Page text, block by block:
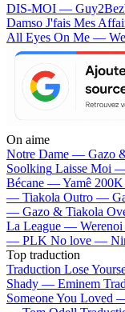
DIS-MOI —
Damso J'fais Mes
All Eyes On Me —
On aime
Notre Dame — Gazo
Soolking Laisse Moi
Bécane —Yamê
— Tiakola Outro —
— Gazo & Tiakola
La League — Werenoi
— PLK No love —
Top traduction
Traduction Lose
Shady — Eminem
Someone You Loved